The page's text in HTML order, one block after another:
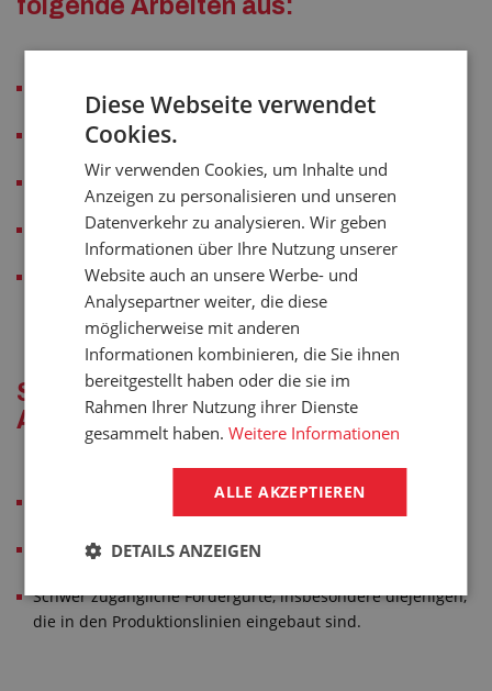
folgende Arbeiten aus:
Kontrolle der Rollen und die seitlichen Führungsteile
Montage des neuen Fördergurts
Verbinden, Spannen und Einstellen des Fördergurts
Allgemeine Endprüfung des neuen Fördergurts.
Sie meistern auch atypische
Aufträge, also:
Reparaturen von Gurtrissen
Nicht standardmäßige Mitnehmer oder Führungskeile
Schwer zugängliche Fördergurte, insbesondere diejenigen,
die in den Produktionslinien eingebaut sind.
Diese Webseite verwendet
Cookies.
Wir verwenden Cookies, um Inhalte und
Anzeigen zu personalisieren und unseren
Datenverkehr zu analysieren. Wir geben
Informationen über Ihre Nutzung unserer
Website auch an unsere Werbe- und
Analysepartner weiter, die diese
möglicherweise mit anderen
Informationen kombinieren, die Sie ihnen
bereitgestellt haben oder die sie im
Rahmen Ihrer Nutzung ihrer Dienste
gesammelt haben.Weitere Informationen
ALLE AKZEPTIEREN
DETAILS ANZEIGEN